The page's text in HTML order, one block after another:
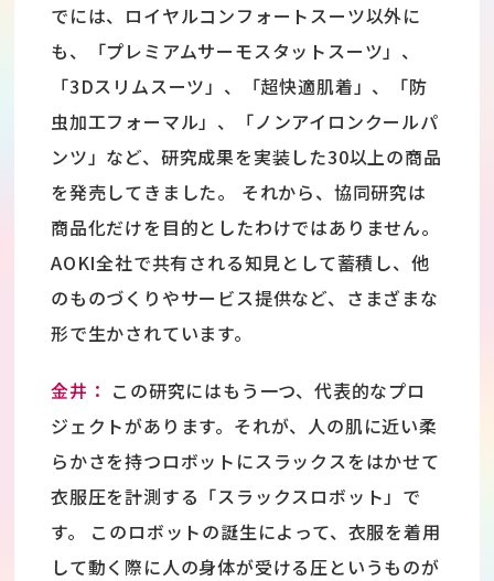
でには、ロイヤルコンフォートスーツ以外に
も、「プレミアムサーモスタットスーツ」、
「3Dスリムスーツ」、「超快適肌着」、「防
虫加工フォーマル」、「ノンアイロンクールパ
ンツ」など、研究成果を実装した30以上の商品
を発売してきました。 それから、協同研究は
商品化だけを目的としたわけではありません。
AOKI全社で共有される知見として蓄積し、他
のものづくりやサービス提供など、さまざまな
形で生かされています。
金井： この研究にはもう一つ、代表的なプロ
ジェクトがあります。それが、人の肌に近い柔
らかさを持つロボットにスラックスをはかせて
衣服圧を計測する「スラックスロボット」で
す。 このロボットの誕生によって、衣服を着用
して動く際に人の身体が受ける圧というものが